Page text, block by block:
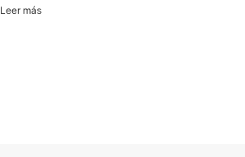
Leer más